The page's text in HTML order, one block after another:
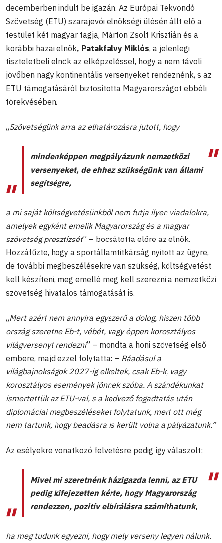
decemberben indult be igazán. Az Európai Tekvondó
Szövetség (ETU) szarajevói elnökségi ülésén állt elő a
testület két magyar tagja, Márton Zsolt Krisztián és a
korábbi hazai elnök, Patakfalvy Miklós, a jelenlegi
tiszteletbeli elnök az elképzeléssel, hogy a nem távoli
jövőben nagy kontinentális versenyeket rendeznénk, s az
ETU támogatásáról biztosította Magyarországot ebbéli
törekvésében.
„Szövetségünk arra az elhatározásra jutott, hogy
mindenképpen megpályázunk nemzetközi
versenyeket, de ehhez szükségünk van állami
segítségre,
a mi saját költségvetésünkből nem futja ilyen viadalokra,
amelyek egyként emelik Magyarország és a magyar
szövetség presztízsét” – bocsátotta előre az elnök.
Hozzáfűzte, hogy a sportállamtitkárság nyitott az ügyre,
de további megbeszélésekre van szükség, költségvetést
kell készíteni, meg emellé meg kell szerezni a nemzetközi
szövetség hivatalos támogatását is.
„Mert azért nem annyira egyszerű a dolog, hiszen több
ország szeretne Eb-t, vébét, vagy éppen korosztályos
világversenyt rendezni” – mondta a honi szövetség első
embere, majd ezzel folytatta: – Ráadásul a
világbajnokságok 2027-ig elkeltek, csak Eb-k, vagy
korosztályos események jönnek szóba. A szándékunkat
ismertettük az ETU-val, s a kedvező fogadtatás után
diplomáciai megbeszéléseket folytatunk, mert ott még
nem tartunk, hogy beadásra is került volna a pályázatunk.”
Az esélyekre vonatkozó felvetésre pedig így válaszolt:
Mivel mi szeretnénk házigazda lenni, az ETU
pedig kifejezetten kérte, hogy Magyarország
rendezzen, pozitív elbírálásra számíthatunk,
ha meg tudunk egyezni, hogy mely verseny legyen nálunk.